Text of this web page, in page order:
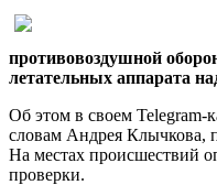
противовоздушной
летательных аппарата
Об этом в своем Telegram-
словам Андрея Клычкова,
На местах происшествий
проверки.